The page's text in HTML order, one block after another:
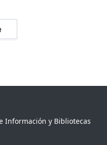
Información y Bibliotecas